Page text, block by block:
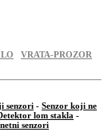
VRATA-PROZOR
senzori - Senzor koji ne
lom stakla -
senzori